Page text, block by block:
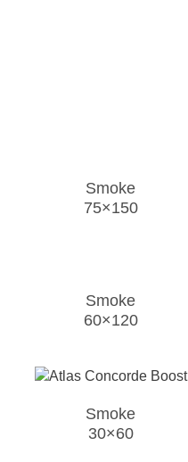
Smoke
75×150
Smoke
60×120
Smoke
30×60